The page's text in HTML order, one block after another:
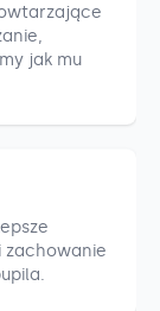
jak mu
zachowanie